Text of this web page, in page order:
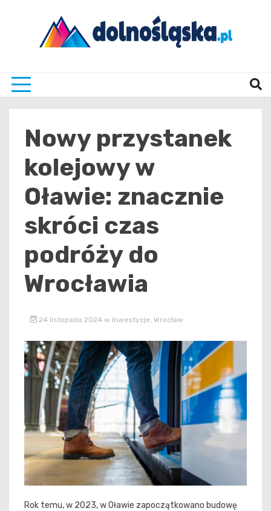
Nowy przystanek
kolejowy w
Oławie: znacznie
skróci czas
podróży do
Wrocławia
24 listopada 2024 w Inwestycje, Wrocław
Rok temu, w 2023, w Oławie zapoczątkowano budowę